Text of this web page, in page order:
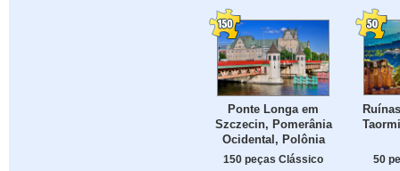
Ponte Longa em
Szczecin, Pomerânia
Ocidental, Polônia
150 peças Clássico 50